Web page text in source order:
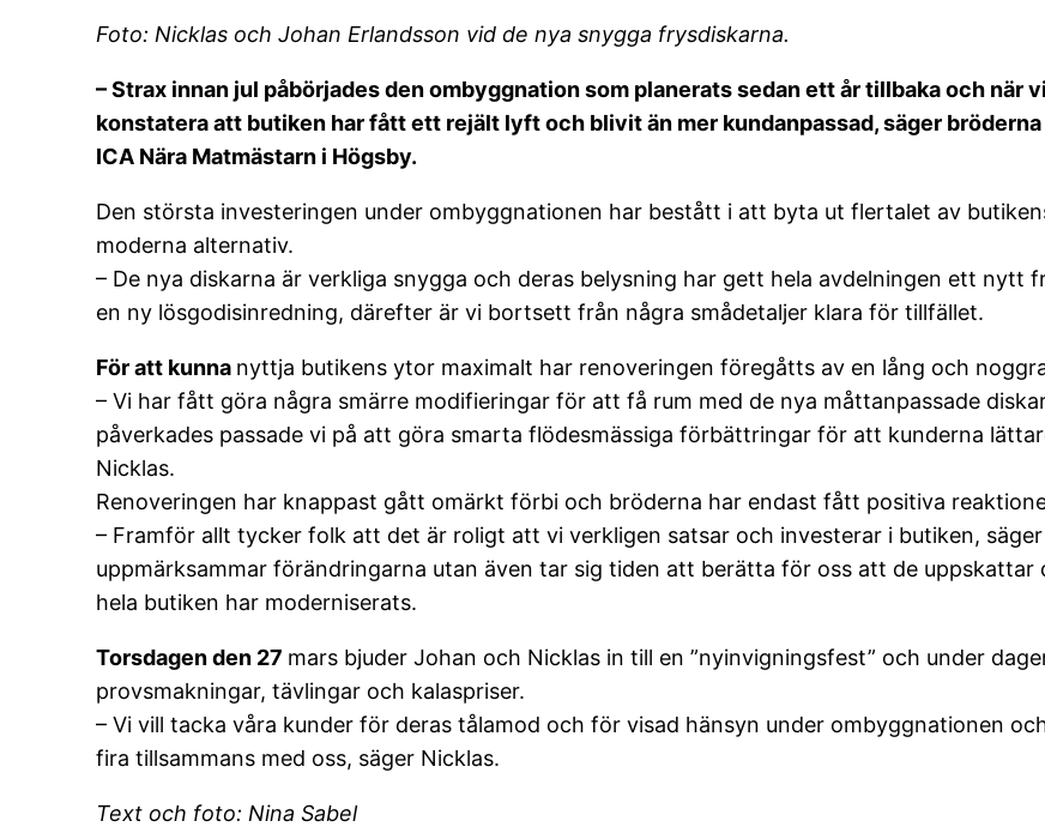
Foto: Nicklas och Johan Erlandsson vid de nya snygga frysdiskarna.
– Strax innan jul påbörjades den ombyggnation som planerats sedan ett år tillbaka och när
konstatera att butiken har fått ett rejält lyft och blivit än mer kundanpassad, säger
ICA Nära Matmästarn i Högsby.
Den största investeringen under ombyggnationen har bestått i att byta ut flertalet av
moderna alternativ.
– De nya diskarna är verkliga snygga och deras belysning har gett hela avdelningen ett nytt
en ny lösgodisinredning, därefter är vi bortsett från några smådetaljer klara för tillfället.
För att kunna nyttja butikens ytor maximalt har renoveringen föregåtts av en lång och
– Vi har fått göra några smärre modifieringar för att få rum med de nya måttanpassade
påverkades passade vi på att göra smarta flödesmässiga förbättringar för att kunderna
Nicklas.
Renoveringen har knappast gått omärkt förbi och bröderna har endast fått positiva
– Framför allt tycker folk att det är roligt att vi verkligen satsar och investerar i butiken,
uppmärksammar förändringarna utan även tar sig tiden att berätta för oss att de
hela butiken har moderniserats.
Torsdagen den 27 mars bjuder Johan och Nicklas in till en ”nyinvigningsfest” och under
provsmakningar, tävlingar och kalaspriser.
– Vi vill tacka våra kunder för deras tålamod och för visad hänsyn under ombyggnationen
fira tillsammans med oss, säger Nicklas.
Text och foto: Nina Sabel